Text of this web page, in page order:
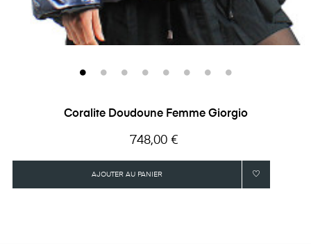
Coralite Doudoune Femme Giorgio
Prix
748,00 €
AJOUTER AU PANIER